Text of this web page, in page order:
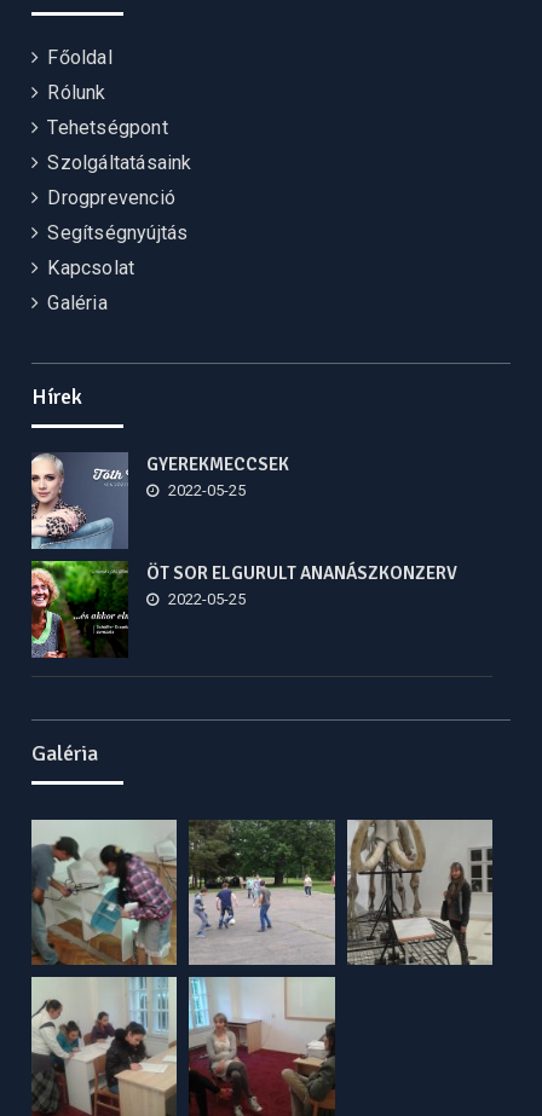
Főoldal
Rólunk
Tehetségpont
Szolgáltatásaink
Drogprevenció
Segítségnyújtás
Kapcsolat
Galéria
Hírek
GYEREKMECCSEK
2022-05-25
ÖT SOR ELGURULT ANANÁSZKONZERV
2022-05-25
Galéria